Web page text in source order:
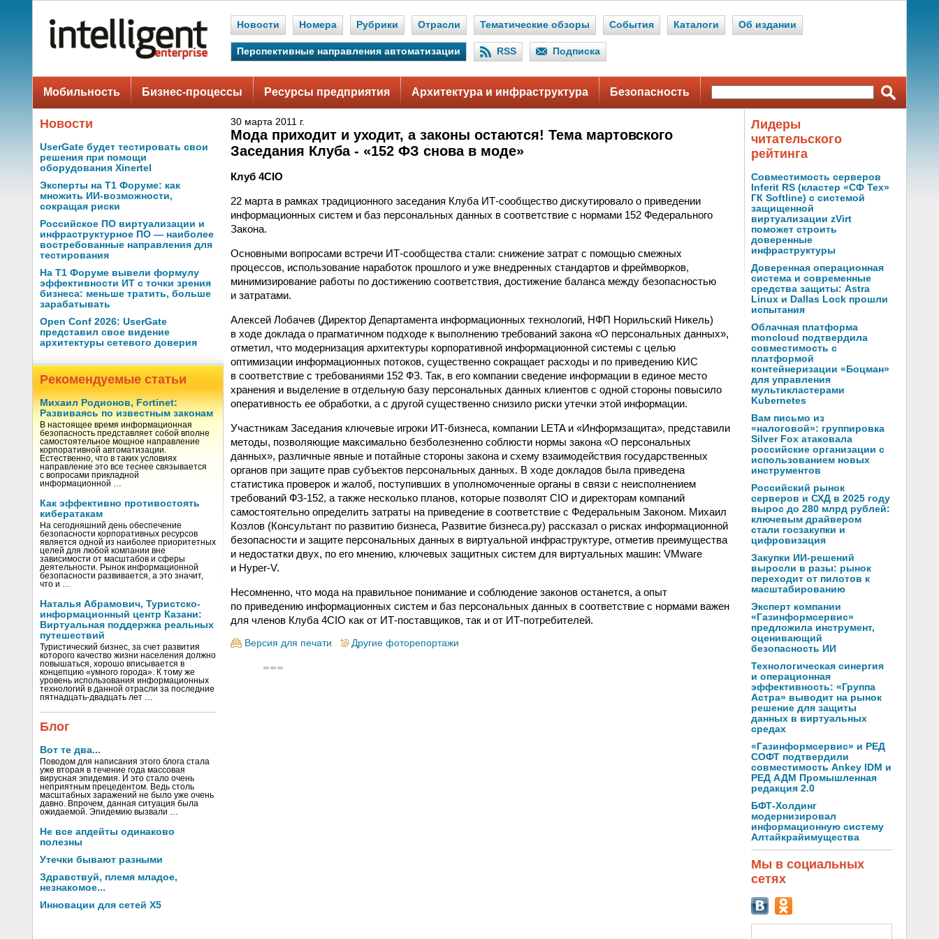
Новости Номера Рубрики Отрасли Тематические обзоры События Каталоги Об издании
Перспективные направления автоматизации RSS Подписка
Мобильность Бизнес-процессы Ресурсы предприятия Архитектура и инфраструктура Безопасность
Новости
UserGate будет тестировать свои
решения при помощи
оборудования Xinertel
Эксперты на Т1 Форуме: как
множить ИИ-возможности,
сокращая риски
Российское ПО виртуализации и
инфраструктурное ПО — наиболее
востребованные направления для
тестирования
На Т1 Форуме вывели формулу
эффективности ИТ с точки зрения
бизнеса: меньше тратить, больше
зарабатывать
Open Conf 2026: UserGate
представил свое видение
архитектуры сетевого доверия
Рекомендуемые статьи
Михаил Родионов, Fortinet:
Развиваясь по известным законам
В настоящее время информационная
безопасность представляет собой вполне
самостоятельное мощное направление
корпоративной автоматизации.
Естественно, что в таких условиях
направление это все теснее связывается
с вопросами прикладной
информационной …
Как эффективно противостоять
кибератакам
На сегодняшний день обеспечение
безопасности корпоративных ресурсов
является одной из наиболее приоритетных
целей для любой компании вне
зависимости от масштабов и сферы
деятельности. Рынок информационной
безопасности развивается, а это значит,
что и …
Наталья Абрамович, Туристско-
информационный центр Казани:
Виртуальная поддержка реальных
путешествий
Туристический бизнес, за счет развития
которого качество жизни населения должно
повышаться, хорошо вписывается в
концепцию «умного города». К тому же
уровень использования информационных
технологий в данной отрасли за последние
пятнадцать-двадцать лет …
Блог
Вот те два...
Поводом для написания этого блога стала
уже вторая в течение года массовая
вирусная эпидемия. И это стало очень
неприятным прецедентом. Ведь столь
масштабных заражений не было уже очень
давно. Впрочем, данная ситуация была
ожидаемой. Эпидемию вызвали …
Не все апдейты одинаково
полезны
Утечки бывают разными
Здравствуй, племя младое,
незнакомое...
Инновации для сетей X5
30 марта 2011 г.
Мода приходит и уходит, а законы остаются! Тема мартовского
Заседания Клуба - «152 ФЗ снова в моде»
Клуб 4CIO
22 марта в рамках традиционного заседания Клуба ИТ-сообщество дискутировало о приведении
информационных систем и баз персональных данных в соответствие с нормами 152 Федерального
Закона.
Основными вопросами встречи ИТ-сообщества стали: снижение затрат с помощью смежных
процессов, использование наработок прошлого и уже внедренных стандартов и фреймворков,
минимизирование работы по достижению соответствия, достижение баланса между безопасностью
и затратами.
Алексей Лобачев (Директор Департамента информационных технологий, НФП Норильский Никель)
в ходе доклада о прагматичном подходе к выполнению требований закона «О персональных данных»,
отметил, что модернизация архитектуры корпоративной информационной системы с целью
оптимизации информационных потоков, существенно сокращает расходы и по приведению КИС
в соответствие с требованиями 152 ФЗ. Так, в его компании сведение информации в единое место
хранения и выделение в отдельную базу персональных данных клиентов с одной стороны повысило
оперативность ее обработки, а с другой существенно снизило риски утечки этой информации.
Участникам Заседания ключевые игроки ИТ-бизнеса, компании LETA и «Информзащита», представили
методы, позволяющие максимально безболезненно соблюсти нормы закона «О персональных
данных», различные явные и потайные стороны закона и схему взаимодействия государственных
органов при защите прав субъектов персональных данных. В ходе докладов была приведена
статистика проверок и жалоб, поступивших в уполномоченные органы в связи с неисполнением
требований ФЗ-152, а также несколько планов, которые позволят CIO и директорам компаний
самостоятельно определить затраты на приведение в соответствие с Федеральным Законом. Михаил
Козлов (Консультант по развитию бизнеса, Развитие бизнеса.ру) рассказал о рисках информационной
безопасности и защите персональных данных в виртуальной инфраструктуре, отметив преимущества
и недостатки двух, по его мнению, ключевых защитных систем для виртуальных машин: VMware
и Hyper-V.
Несомненно, что мода на правильное понимание и соблюдение законов останется, а опыт
по приведению информационных систем и баз персональных данных в соответствие с нормами важен
для членов Клуба 4CIO как от ИТ-поставщиков, так и от ИТ-потребителей.
Версия для печати Другие фоторепортажи
Лидеры
читательского
рейтинга
Совместимость серверов
Inferit RS (кластер «СФ Тех»
ГК Softline) с системой
защищенной
виртуализации zVirt
поможет строить
доверенные
инфраструктуры
Доверенная операционная
система и современные
средства защиты: Astra
Linux и Dallas Lock прошли
испытания
Облачная платформа
moncloud подтвердила
совместимость с
платформой
контейнеризации «Боцман»
для управления
мультикластерами
Kubernetes
Вам письмо из
«налоговой»: группировка
Silver Fox атаковала
российские организации с
использованием новых
инструментов
Российский рынок
серверов и СХД в 2025 году
вырос до 280 млрд рублей:
ключевым драйвером
стали госзакупки и
цифровизация
Закупки ИИ-решений
выросли в разы: рынок
переходит от пилотов к
масштабированию
Эксперт компании
«Газинформсервис»
предложила инструмент,
оценивающий
безопасность ИИ
Технологическая синергия
и операционная
эффективность: «Группа
Астра» выводит на рынок
решение для защиты
данных в виртуальных
средах
«Газинформсервис» и РЕД
СОФТ подтвердили
совместимость Ankey IDM и
РЕД АДМ Промышленная
редакция 2.0
БФТ-Холдинг
модернизировал
информационную систему
Алтайкрайимущества
Мы в социальных
сетях